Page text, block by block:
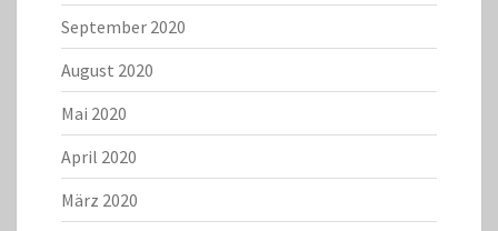
September 2020
August 2020
Mai 2020
April 2020
März 2020